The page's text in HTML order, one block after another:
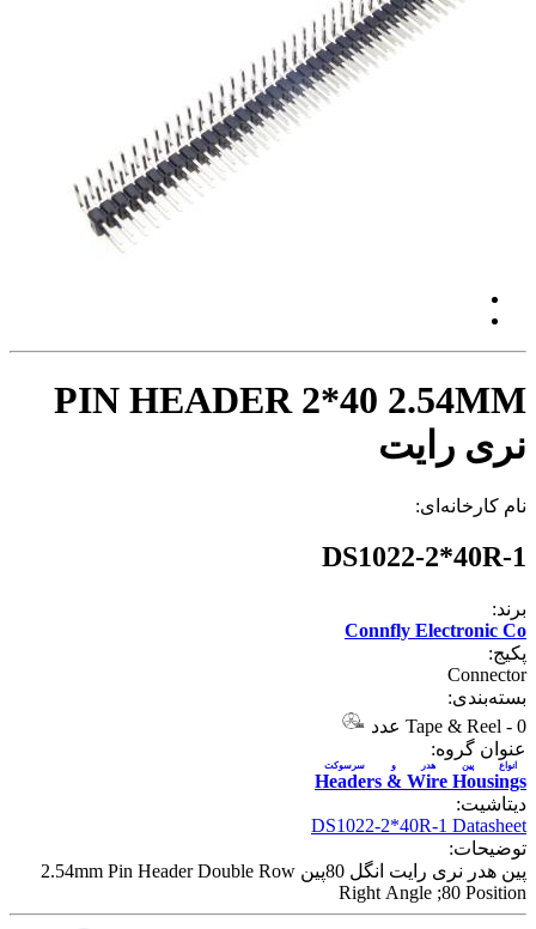
PIN HEADER 2*40 2.54MM
نری رایت
نام کارخانه‌ای:
DS1022-2*40R-1
برند:
Connfly Electronic Co
پکیج:
Connector
بسته‌بندی:
Tape & Reel - 0 عدد
عنوان گروه:
Headers & Wire Housings
انواع پین هدر و سرسوکت
دیتاشیت:
DS1022-2*40R-1 Datasheet
توضیحات:
پین هدر نری رایت انگل 80پین 2.54mm Pin Header Double Row
Right Angle ;80 Position